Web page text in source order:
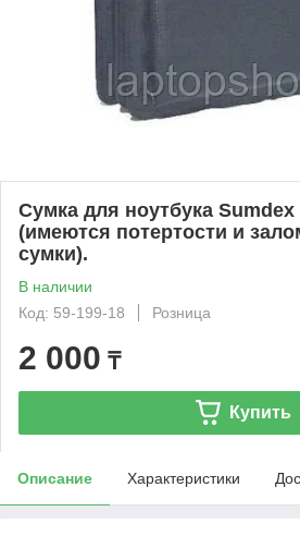
Сумка для ноутбука Sumdex
(имеются потертости и
сумки).
В наличии
Код: 59-199-18
Розница
2 000 ₸
Купить
Описание Характеристики